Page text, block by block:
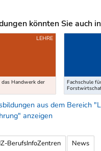
könnten Sie auch
Handwerk der
LEHRE
Fachschule
aus dem Bereich
anzeigen
BerufsInfoZentren News